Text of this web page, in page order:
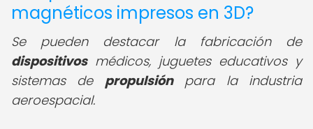
magnéticos impresos en 3D?
Se pueden destacar la fabricación de
dispositivosmédicos, juguetes educativos y
sistemas de propulsiónpara la industria
aeroespacial.